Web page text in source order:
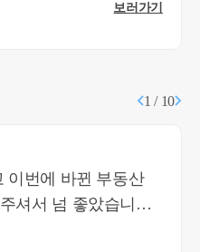
보러가기
1 / 10
셔서 넘 좋았습니다
니다